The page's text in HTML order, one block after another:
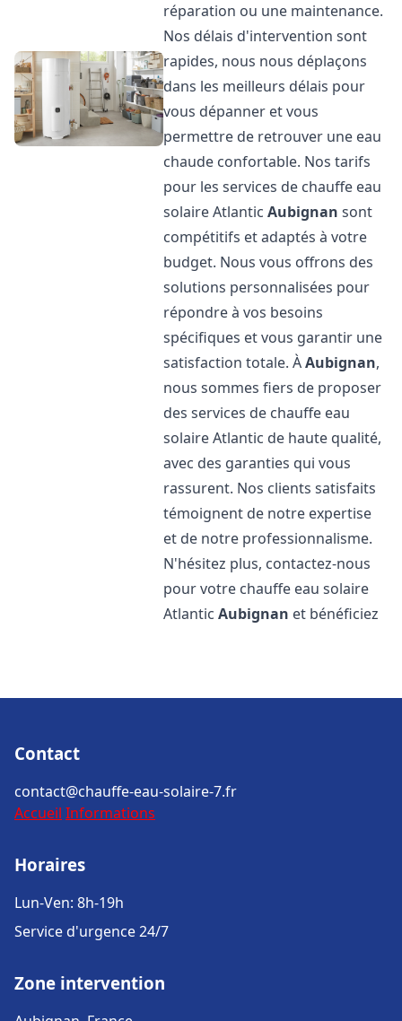
réparation ou une maintenance.
Nos délais d'intervention sont
rapides, nous nous déplaçons
dans les meilleurs délais pour
vous dépanner et vous
permettre de retrouver une eau
chaude confortable. Nos tarifs
pour les services de chauffe eau
solaire AtlanticAubignan sont
compétitifs et adaptés à votre
budget. Nous vous offrons des
solutions personnalisées pour
répondre à vos besoins
spécifiques et vous garantir une
satisfaction totale. ÀAubignan,
nous sommes fiers de proposer
des services de chauffe eau
solaire Atlantic de haute qualité,
avec des garanties qui vous
rassurent. Nos clients satisfaits
témoignent de notre expertise
et de notre professionnalisme.
N'hésitez plus, contactez-nous
pour votre chauffe eau solaire
AtlanticAubignan et bénéficiez
Contact
contact@chauffe-eau-solaire-7.fr
Accueil Informations
Horaires
Lun-Ven: 8h-19h
Service d'urgence 24/7
Zone intervention